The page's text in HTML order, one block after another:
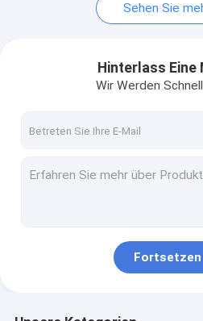
Soem-Kamera-Module
Globales Fensterladen-
Sehen Sie
Hinterlass Eine
Wir Werden
Fortsetzen